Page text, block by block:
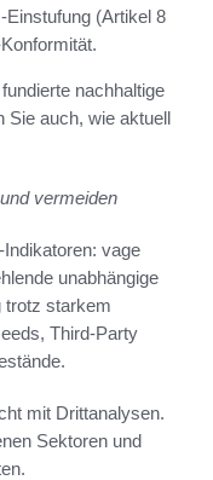
(Artikel 8
nachhaltige
Sie auch, wie aktuell
vermeiden
vage
unabhängige
trotz starkem
Third‑Party
mit Drittanalysen.
Sektoren und